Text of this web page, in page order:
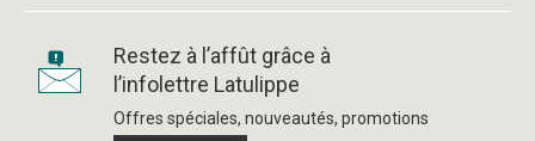
Restez à l’affût grâce à
l’infolettre Latulippe
Offres spéciales, nouveautés, promotions